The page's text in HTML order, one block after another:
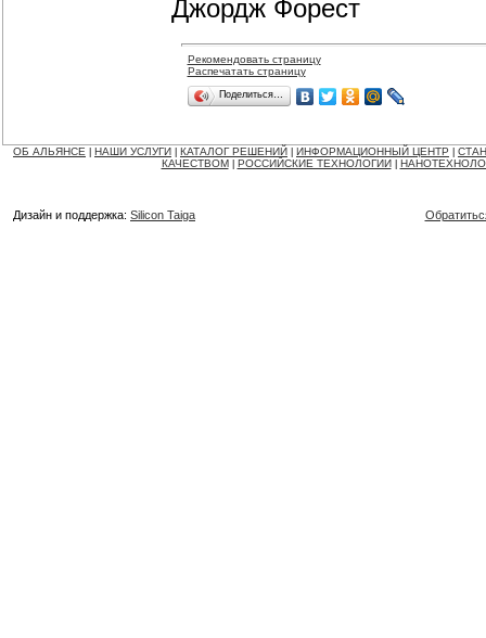
Джордж Форест
Рекомендовать страницу
Распечатать страницу
Поделиться…
ОБ АЛЬЯНСЕ НАШИ УСЛУГИ КАТАЛОГ РЕШЕНИЙ ИНФОРМАЦИОННЫЙ ЦЕНТР
КАЧЕСТВОМ
РОССИЙСКИЕ ТЕХНОЛОГИИ
Дизайн и поддержка: Silicon Taiga